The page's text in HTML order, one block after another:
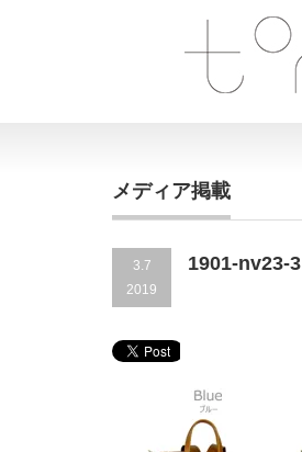
メディア掲載
3.7
2019
1901-nv23-3